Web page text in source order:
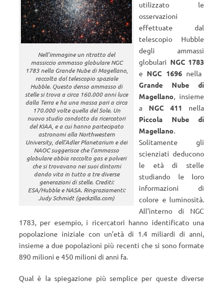
Nell’immagine un ritratto del
massiccio ammasso globulare NGC
1783 nella Grande Nube di Magellano,
raccolta dal telescopio spaziale
Hubble. Questo denso ammasso di
stelle si trova a circa 160.000 anni luce
dalla Terra e ha una massa pari a circa
170.000 volte quella del Sole. Un
nuovo studio condotto da ricercatori
del KIAA, e a cui hanno partecipato
astronomi alla Northwestern
University, dell’Adler Planetarium e dei
NAOC suggerisce che l’ammasso
globulare abbia raccolto gas e polveri
che si trovavano nei suoi dintorni
dando vita in tutto a tre diverse
generazioni di stelle. Crediti:
ESA/Hubble e NASA. Ringraziamenti:
Judy Schmidt (geckzilla.com)
utilizzato le
osservazioni
effettuate dal
telescopio Hubble
degli ammassi
globulari NGC 1783
e NGC 1696nella
Grande Nube di
Magellano, insieme
a NGC 411
nella
Piccola Nube di
Magellano.
Solitamente gli
scienziati deducono
le età di stelle
studiando le loro
informazioni di
colore e luminosità.
All’interno di NGC
1783, per esempio, i ricercatori hanno identificato una
popolazione iniziale con un’età di 1.4 miliardi di anni,
insieme a due popolazioni più recenti che si sono formate
890 milioni e 450 milioni di anni fa.
Qual è la spiegazione più semplice per queste diverse